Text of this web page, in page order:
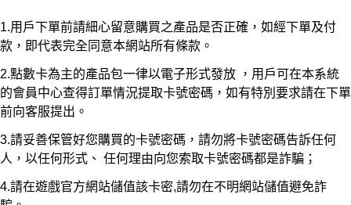
1.用戶下單前請細心留意購買之產品是否正確，如經下單及付
款，即代表完全同意本網站所有條款。
2.點數卡為主的產品包一律以電子形式發放 ，用戶可在本系統
的會員中心查得訂單情況提取卡號密碼，如有特別要求請在下單
前向客服提出。
3.請妥善保管好您購買的卡號密碼，請勿將卡號密碼告訴任何
人，以任何形式、 任何理由向您索取卡號密碼都是詐騙；
4.請在遊戲官方網站儲值該卡密,請勿在不明網站儲值避免詐